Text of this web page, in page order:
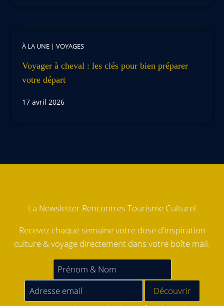
À LA UNE | VOYAGES
Voyager à cheval : les clés pour bien préparer
votre départ
17 avril 2026
La Newsletter Rencontres Tourisme Culturel
Recevez chaque semaine votre dose d'inspiration
culture & voyage directement dans votre boîte mail.